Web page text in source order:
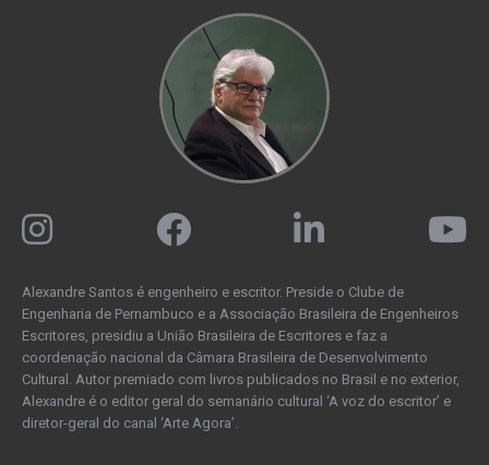
Alexandre Santos é engenheiro e escritor. Preside o Clube de
Engenharia de Pernambuco e a Associação Brasileira de Engenheiros
Escritores, presidiu a União Brasileira de Escritores e faz a
coordenação nacional da Câmara Brasileira de Desenvolvimento
Cultural. Autor premiado com livros publicados no Brasil e no exterior,
Alexandre é o editor geral do semanário cultural ‘A voz do escritor’ e
diretor-geral do canal ‘Arte Agora’.